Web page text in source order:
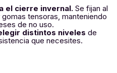
el cierre invernal. Se fijan al
tensoras, manteniendo
de no uso.
distintos niveles de
que necesites.